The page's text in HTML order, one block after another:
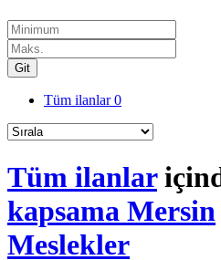
Git
Tüm ilanlar0
Tüm ilanlar
kapsama Mersin
Meslekler